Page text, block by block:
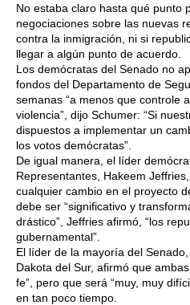
No estaba claro hasta qué punto
negociaciones sobre las nuevas
contra la inmigración, ni si
llegar a algún punto de acuerdo.
Los demócratas del Senado no
fondos del Departamento de
semanas “a menos que controle
violencia”, dijo Schumer: “Si
dispuestos a implementar un
los votos demócratas”.
De igual manera, el líder
Representantes, Hakeem
cualquier cambio en el proyecto
debe ser “significativo y
drástico”, Jeffries afirmó, “los
gubernamental”.
El líder de la mayoría del
Dakota del Sur, afirmó que
fe”, pero que será “muy, muy
en tan poco tiempo.